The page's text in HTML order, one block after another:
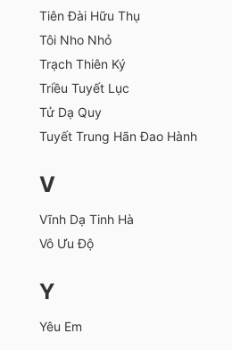
Tiên Đài Hữu Thụ
Tôi Nho Nhỏ
Trạch Thiên Ký
Triều Tuyết Lục
Tử Dạ Quy
Tuyết Trung Hãn Đao Hành
V
Vĩnh Dạ Tinh Hà
Vô Ưu Độ
Y
Yêu Em